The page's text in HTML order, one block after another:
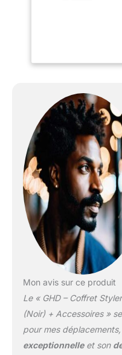
Mon avis sur ce produit
Le « GHD – Coffret
(Noir) + Accessoires »
pour mes
exceptionnelleet son